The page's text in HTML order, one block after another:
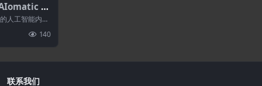
(A
自动人工
辑器.GPT-
ChatBot
人工智能内容
140
联系我们